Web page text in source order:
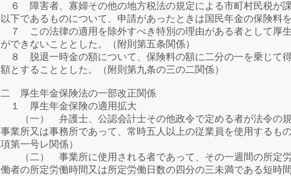
６ 障害者、寡婦その他の地方税法の規定による市町村民税が
以下であるものについて、申請があったときは国民年金の保険料
７ この法律の適用を除外すべき特別の理由がある者として厚
ができないこととした。（附則第五条関係）
８ 脱退一時金の額について、保険料の額に二分の一を乗じて
額とすることとした。（附則第九条の三の二関係）
二 厚生年金保険法の一部改正関係
１ 厚生年金保険の適用拡大
（一） 弁護士、公認会計士その他政令で定める者が法令の規
事業所又は事務所であって、常時五人以上の従業員を使用するも
項第一号レ関係）
（二） 事業所に使用される者であって、その一週間の所定労
働者の所定労働時間又は所定労働日数の四分の三未満である短時